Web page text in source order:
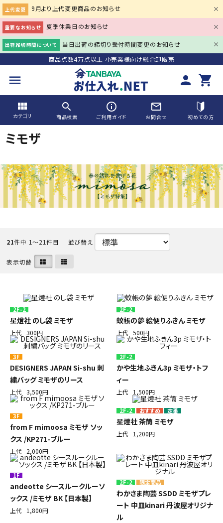
上代変更 9月より上代変更商品のお知らせ
重要なお知らせ 夏季休業日のお知らせ
出荷締切時間について
当日出荷の締切り受付時間変更のお知らせ
商品点数4万点以上 小売業様向け総合卸販売
menu person shopping_cart
view_module
カテゴリ
search
商品検索
info_outline
ご利用ガイド
mail_outline
お問合せ 初めての方
ACCOUNT MENU
person
初めての方へ
ご利用ガイド
海外顧客 會員申請?法
プライバシーポリシー
特定商取引法について
お問い合わせ
ミモザ
21件中 1〜21件目 並び替え
表示切替
2F-2
星燈社 のし袋 ミモザ
上代 300円
2F-2
蚊帳の夢 絵便りふきん ミモザ
上代 500円
3F
DESIGNERS JAPAN Si-shu 刺
繍バッグ ミモザのリース
上代 3,500円
2F-2
かや生地ふきん3p ミモザ・トフ
ィー
上代 1,500円
3F
from F mimoosa ミモザ ソッ
クス /KP271-ブルー
上代 2,000円
2F-2 定番
星燈社 茶筒 ミモザ
上代 1,200円
1F
andeotte シースルークルーソ
ックス /ミモザ BK 【日本製】
上代 1,800円
2F-2
わかさま陶芸 SSDD ミモザプレ
ート 中皿kinari 丹波屋オリジナ
ル